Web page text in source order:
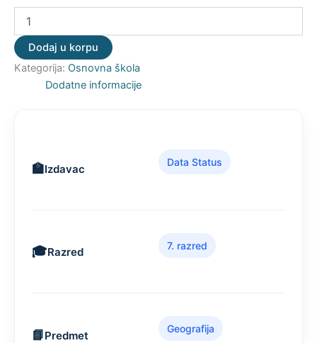
Dodaj u korpu
Kategorija: Osnovna škola
Dodatne informacije
Izdavac
Data Status
Razred
7. razred
Predmet
Geografija